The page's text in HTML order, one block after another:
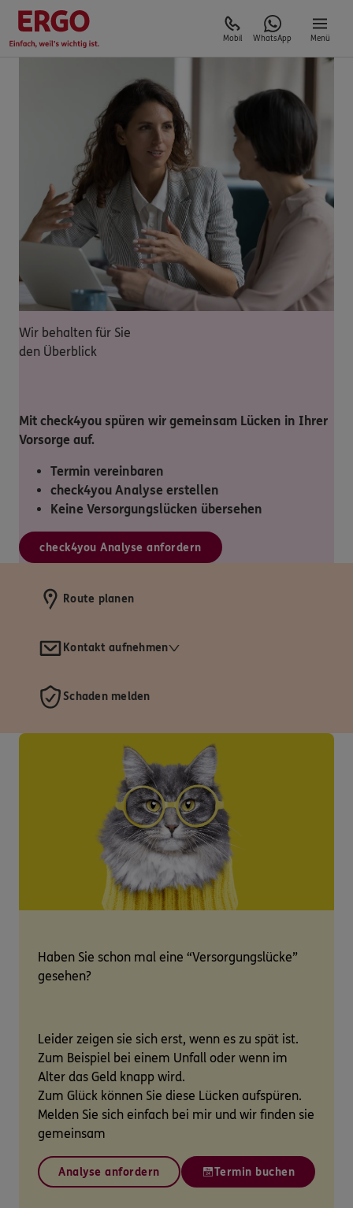
Mobil WhatsApp Menü
Wir behalten für Sie
den Überblick
Mit check4you spüren wir gemeinsam Lücken in Ihrer
Vorsorge auf.
Termin vereinbaren
check4you Analyse erstellen
Keine Versorgungslücken übersehen
check4you Analyse anfordern
Route planen
Kontakt aufnehmen
Schaden melden
Haben Sie schon mal eine “Versorgungslücke”
gesehen?
Leider zeigen sie sich erst, wenn es zu spät ist.
Zum Beispiel bei einem Unfall oder wenn im
Alter das Geld knapp wird.
Zum Glück können Sie diese Lücken aufspüren.
Melden Sie sich einfach bei mir und wir finden sie
gemeinsam
Analyse anfordern Termin buchen